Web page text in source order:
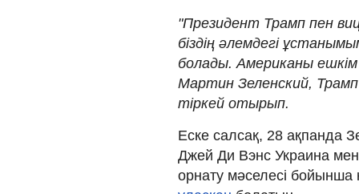
"Президент Трамп пен
біздің әлемдегі
болады. Американы
Мартин Зеленский, Трамп
тіркей отырып.
Еске салсақ, 28 ақпанда
Джей Ди Вэнс Украина мен
орнату мәселесі бойынша